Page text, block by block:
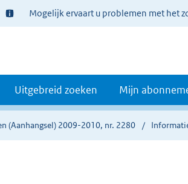
Ter
informatie:
Mogelijk ervaart u problemen met het
Uitgebreid zoeken Mijn
(Aanhangsel) 2009-2010, nr. 2280